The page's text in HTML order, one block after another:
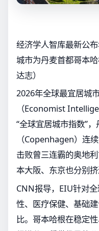
经济学人智库最新公
城市为丹麦首都哥本
达志）
2026年全球最宜居城
（Economist
“全球宜居城市指数”
（Copenhagen）连
击败曾三连霸的奥地
本大阪、东京也分别挤
CNN报导，EIU针对
性、医疗保健、基础
比。哥本哈根在稳定